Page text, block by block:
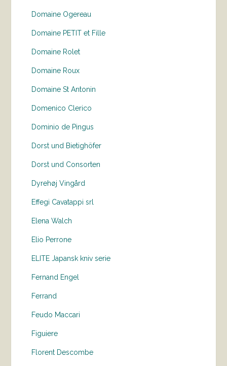
Domaine Ogereau
Domaine PETIT et Fille
Domaine Rolet
Domaine Roux
Domaine St Antonin
Domenico Clerico
Dominio de Pingus
Dorst und Bietighöfer
Dorst und Consorten
Dyrehøj Vingård
Effegi Cavatappi srl
Elena Walch
Elio Perrone
ELITE Japansk kniv serie
Fernand Engel
Ferrand
Feudo Maccari
Figuiere
Florent Descombe